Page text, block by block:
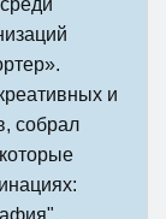
и
собрал